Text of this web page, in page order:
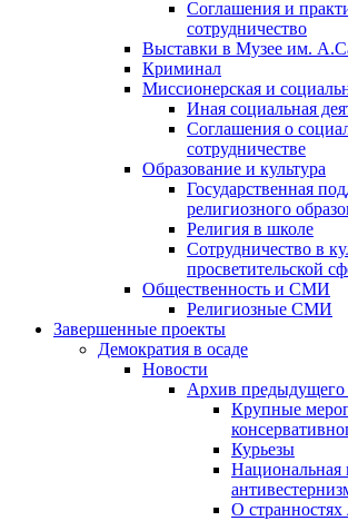
Соглашения и
сотрудничество
Выставки в Музее им.
Криминал
Миссионерская и
Иная социальная
Соглашения о
сотрудничестве
Образование и культура
Государственная
религиозного
Религия в школе
Сотрудничество в
просветительской
Общественность и СМИ
Религиозные СМИ
Завершенные проекты
Демократия в осаде
Новости
Архив предыдущего
Крупные
Курьезы
Национальная
О